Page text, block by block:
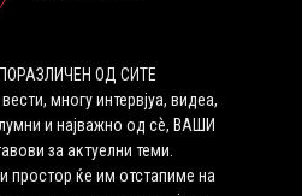
ПОРАЗЛИЧЕН ОД СИТЕ
многу интервјуа, видеа,
и најважно од сѐ, ВАШИ
за актуелни теми.
простор ќе им отстапиме на